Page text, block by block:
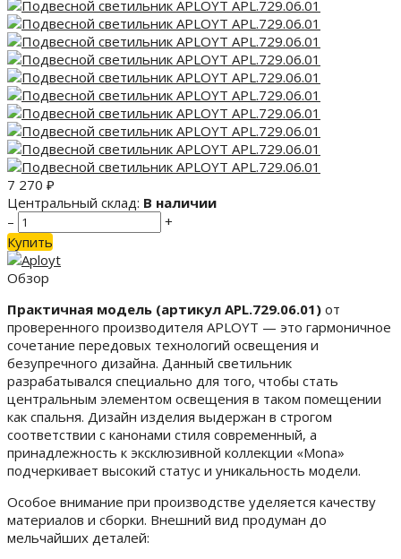
7 270 ₽
Центральный склад: В наличии
–
+
Купить
Обзор
Практичная модель (артикул APL.729.06.01) от
проверенного производителя APLOYT — это гармоничное
сочетание передовых технологий освещения и
безупречного дизайна. Данный светильник
разрабатывался специально для того, чтобы стать
центральным элементом освещения в таком помещении
как спальня. Дизайн изделия выдержан в строгом
соответствии с канонами стиля современный, а
принадлежность к эксклюзивной коллекции «Mona»
подчеркивает высокий статус и уникальность модели.
Особое внимание при производстве уделяется качеству
материалов и сборки. Внешний вид продуман до
мельчайших деталей: